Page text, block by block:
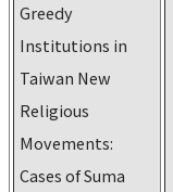
Greedy
Institutions in
Taiwan New
Religious
Movements:
Cases of Suma